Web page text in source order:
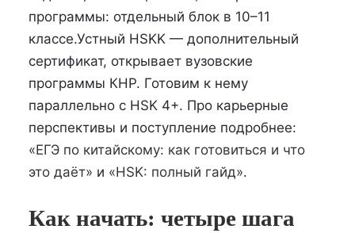
программы: отдельный блок в 10–11
классе.Устный HSKK — дополнительный
сертификат, открывает вузовские
программы КНР. Готовим к нему
параллельно с HSK 4+. Про карьерные
перспективы и поступление подробнее:
«ЕГЭ по китайскому: как готовиться и что
это даёт» и «HSK: полный гайд».
Как начать: четыре шага